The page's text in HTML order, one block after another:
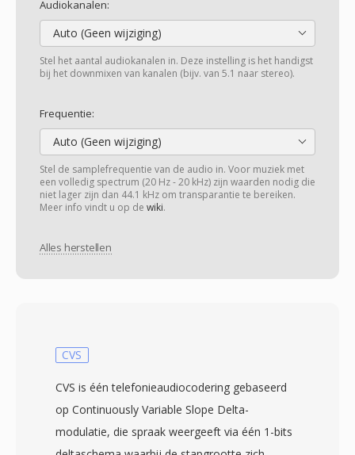
Audiokanalen:
Auto (Geen wijziging)
Stel het aantal audiokanalen in. Deze instelling is het handigst
bij het downmixen van kanalen (bijv. van 5.1 naar stereo).
Frequentie:
Auto (Geen wijziging)
Stel de samplefrequentie van de audio in. Voor muziek met
een volledig spectrum (20 Hz - 20 kHz) zijn waarden nodig die
niet lager zijn dan 44.1 kHz om transparantie te bereiken.
Meer info vindt u op de wiki.
Alles herstellen
CVS
CVS is één telefonieaudiocodering gebaseerd
op Continuously Variable Slope Delta-
modulatie, die spraak weergeeft via één 1-bits